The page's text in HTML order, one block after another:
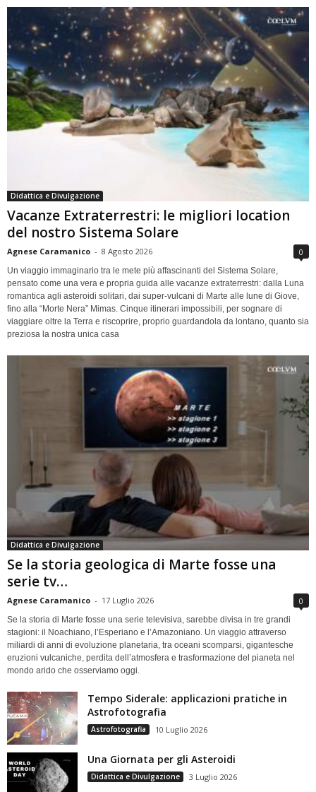
Didattica e Divulgazione
Vacanze Extraterrestri: le migliori location
del nostro Sistema Solare
Agnese Caramanico - 8 Agosto 2026 0
Un viaggio immaginario tra le mete più affascinanti del Sistema Solare,
pensato come una vera e propria guida alle vacanze extraterrestri: dalla Luna
romantica agli asteroidi solitari, dai super-vulcani di Marte alle lune di Giove,
fino alla “Morte Nera” Mimas. Cinque itinerari impossibili, per sognare di
viaggiare oltre la Terra e riscoprire, proprio guardandola da lontano, quanto sia
preziosa la nostra unica casa
Didattica e Divulgazione
Se la storia geologica di Marte fosse una
serie tv…
Agnese Caramanico - 17 Luglio 2026 0
Se la storia di Marte fosse una serie televisiva, sarebbe divisa in tre grandi
stagioni: il Noachiano, l’Esperiano e l’Amazoniano. Un viaggio attraverso
miliardi di anni di evoluzione planetaria, tra oceani scomparsi, gigantesche
eruzioni vulcaniche, perdita dell’atmosfera e trasformazione del pianeta nel
mondo arido che osserviamo oggi.
Tempo Siderale: applicazioni pratiche in
Astrofotografia
Astrofotografia 10 Luglio 2026
Una Giornata per gli Asteroidi
Didattica e Divulgazione 3 Luglio 2026